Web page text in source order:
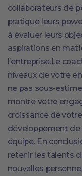
collaborateurs de
pratique leurs
à évaluer leurs
aspirations en
l’entreprise.Le
niveaux de votre
ne pas sous-
montre votre
croissance de
développement
équipe. En
retenir les talents
nouvelles